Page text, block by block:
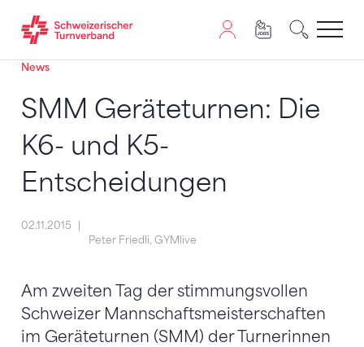
Zum Inhalt springen
Zur Sitemap navigieren
Zum Navigieren dieser Seite wird JavaScript benötigt.
News
SMM Geräteturnen: Die
K6- und K5-
Entscheidungen
02.11.2015
Peter Friedli, GYMlive
Am zweiten Tag der stimmungsvollen
Schweizer Mannschaftsmeisterschaften
im Geräteturnen (SMM) der Turnerinnen